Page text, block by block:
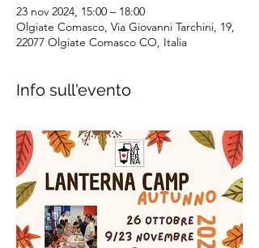
23 nov 2024, 15:00 – 18:00
Olgiate Comasco, Via Giovanni Tarchini, 19,
22077 Olgiate Comasco CO, Italia
Info sull'evento